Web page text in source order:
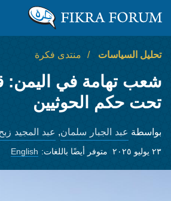
معهد واشنطن لسياسات الشرق الأدنى
تحليل السياسات منتدى فكرة
شعب تهامة في اليمن:
تحت حكم الحوثيين
بواسطة عبد الجبار سلمان, عبد المجيد
٢٣ يوليو ٢٠٢٥ متوفر أيضًا باللغات: English